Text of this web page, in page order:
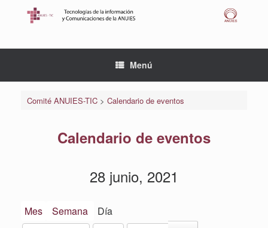
Menú
Comité ANUIES-TIC> Calendario de eventos
Calendario de eventos
28 junio, 2021
Mes Semana Día